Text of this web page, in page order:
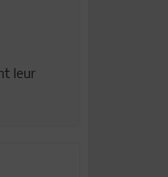
leur